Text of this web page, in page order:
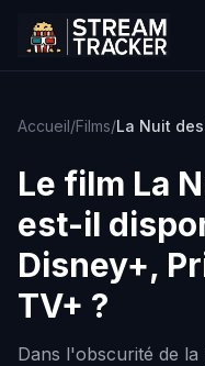
Accueil/Films/La Nuit
Le film La
est-il
Disney+,
TV+ ?
Dans l'obscurité de la